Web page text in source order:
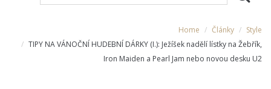
Home Články
Style
TIPY NA VÁNOČNÍ HUDEBNÍ DÁRKY (I.): Ježíšek nadělí lístky na Žebřík,
Iron Maiden a Pearl Jam nebo novou desku U2